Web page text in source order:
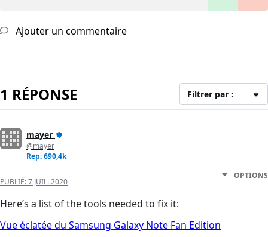
Ajouter un commentaire
1 RÉPONSE Filtrer par :
mayer
@mayer
Rep: 690,4k
PUBLIÉ:7 JUIL. 2020
OPTIONS
Here’s a list of the tools needed to fix it:
Vue éclatée du Samsung Galaxy Note Fan Edition